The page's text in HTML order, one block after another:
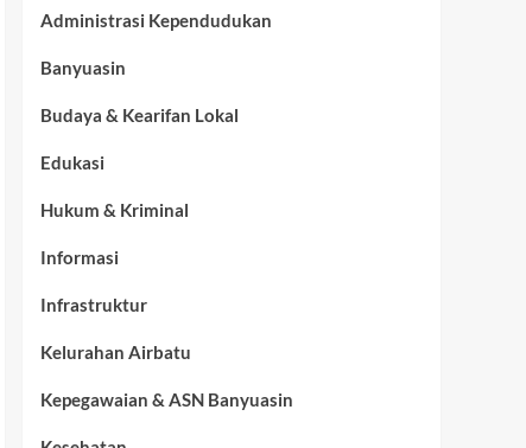
Administrasi Kependudukan
Banyuasin
Budaya & Kearifan Lokal
Edukasi
Hukum & Kriminal
Informasi
Infrastruktur
Kelurahan Airbatu
Kepegawaian & ASN Banyuasin